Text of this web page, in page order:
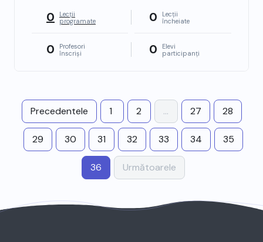
0
Lecții
programate
0
Lecții
încheiate
0
Profesori
înscriși
0
Elevi
participanți
Precedentele 1 2 ... 27 28
29 30 31 32 33 34 35
36 Următoarele